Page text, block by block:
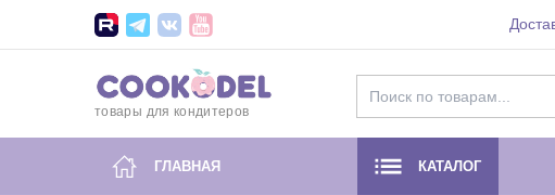
товары для кондитеров
ГЛАВНАЯ КАТАЛОГ